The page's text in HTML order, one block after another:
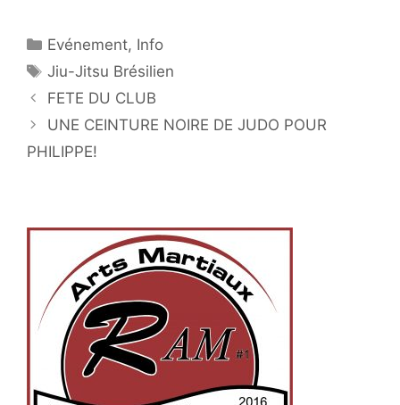
Catégories
Evénement, Info
Étiquettes
Jiu-Jitsu Brésilien
Navigation
des
FETE DU CLUB
UNE CEINTURE NOIRE DE JUDO POUR
PHILIPPE!